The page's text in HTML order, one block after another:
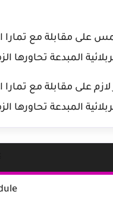
على مقابلة مع تمارا
المبدعة تحاورها
على مقابلة مع تمارا
المبدعة تحاورها